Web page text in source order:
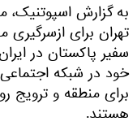
به گزارش
تهران برای
سفیر پاکستان در
خود در شبکه
برای منطقه و ترویج
هستند.